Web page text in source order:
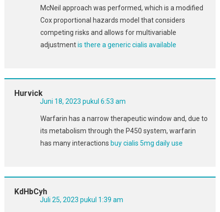
McNeil approach was performed, which is a modified
Cox proportional hazards model that considers
competing risks and allows for multivariable
adjustmentis there a generic cialis available
Hurvick
Juni 18, 2023 pukul 6:53 am
Warfarin has a narrow therapeutic window and, due to
its metabolism through the P450 system, warfarin
has many interactions buy cialis 5mg daily use
KdHbCyh
Juli 25, 2023 pukul 1:39 am